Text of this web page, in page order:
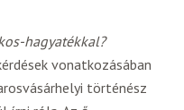
hagyatékkal?
vonatkozásában
történész